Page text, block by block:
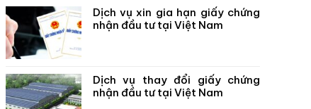
Dịch vụ xin gia hạn giấy chứng
nhận đầu tư tại Việt Nam
Dịch vụ thay đổi giấy chứng
nhận đầu tư tại Việt Nam